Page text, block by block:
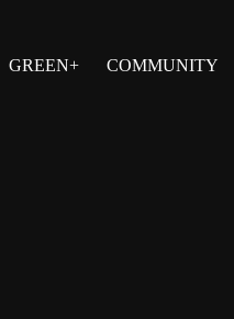
GREEN+ COMMUNITY